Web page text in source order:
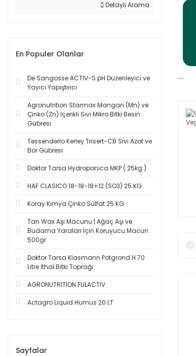
Detaylı Arama
En Populer Olanlar
De Sangosse ACTIV-S pH Düzenleyici ve
Yayıcı Yapıştırıcı
Agronutrition Starmax Mangan (Mn) ve
Çinko (Zn) İçerikli Sıvı Mikro Bitki Besin
Gübresi
Tessenderlo Kerley Trisert-CB Sıvı Azot ve
Bor Gübresi
Doktor Tarsa Hydroponica MKP ( 25kg )
HAF CLASICO 18-18-18+12 (SO3) 25 KG
Koray Kimya Çinko Sülfat 25 KG
Tan Wax Aşı Macunu | Ağaç Aşı ve
Budama Yaraları İçin Koruyucu Macun
500gr
Doktor Tarsa Klasmann Potgrond H 70
Litre İthal Bitki Toprağı
AGRONUTRITION FULACTIV
Actagro Liquid Humus 20 LT
Sayfalar
```